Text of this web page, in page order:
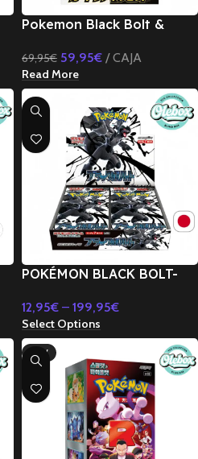
Pokemon Black Bolt &
Japones
69,95€ 59,95€ CAJA
Read More
POKÉMON BLACK BOLT-
12,95€ – 199,95€
Select Options
NEW